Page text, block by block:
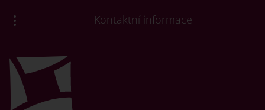
Kontaktní informace